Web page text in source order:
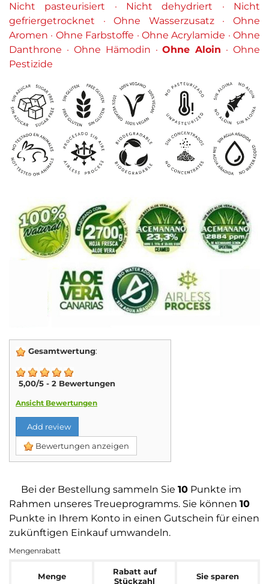
Nicht pasteurisiert · Nicht dehydriert · Nicht
gefriergetrocknet · Ohne Wasserzusatz · Ohne
Aromen · Ohne Farbstoffe · Ohne Acrylamide · Ohne
Danthrone · Ohne Hämodin ·Ohne Aloin · Ohne
Pestizide
Gesamtwertung:
5,00/5 - 2 Bewertungen
Ansicht Bewertungen
Add review
Bewertungen anzeigen
Bei der Bestellung sammeln Sie 10 Punkte im
Rahmen unseres Treueprogramms. Sie können 10
Punkte in Ihrem Konto in einen Gutschein für einen
zukünftigen Einkauf umwandeln.
Mengenrabatt
Menge
Rabatt auf
Stückzahl
Sie sparen